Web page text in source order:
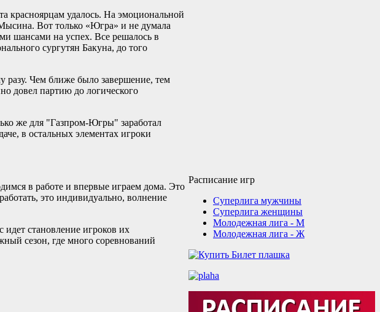
красноярцам удалось. На эмоциональной
Вот только «Югра» и не думала
шансами на успех. Все решалось в
сургутян Бакуна, до того
разу. Чем ближе было завершение, тем
довел партию до логического
же для "Газпром-Югры" заработал
в остальных элементах игроки
в работе и впервые играем дома. Это
это индивидуально, волнение
становление игроков их
сезон, где много соревнований
Расписание игр
Суперлига мужчины
Суперлига женщины
Молодежная лига - М
Молодежная лига - Ж